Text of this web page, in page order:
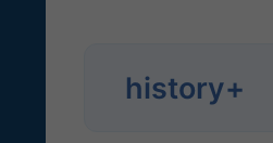
history+